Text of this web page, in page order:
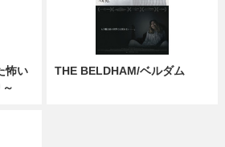
怖い
THE BELDHAM/ベルダム